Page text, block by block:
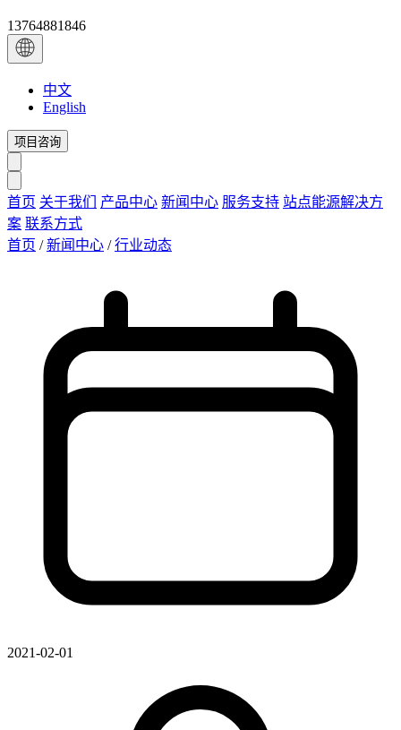
13764881846
中文
English
项目咨询
首页 关于我们 产品中心 新闻中心 服务支持 站点能源解决方
案 联系方式
首页 / 新闻中心 / 行业动态
2021-02-01